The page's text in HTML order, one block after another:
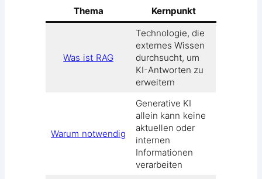
Thema Kernpunkt
Was ist RAG
Technologie, die
externes Wissen
durchsucht, um
KI-Antworten zu
erweitern
Warum notwendig
Generative KI
allein kann keine
aktuellen oder
internen
Informationen
verarbeiten